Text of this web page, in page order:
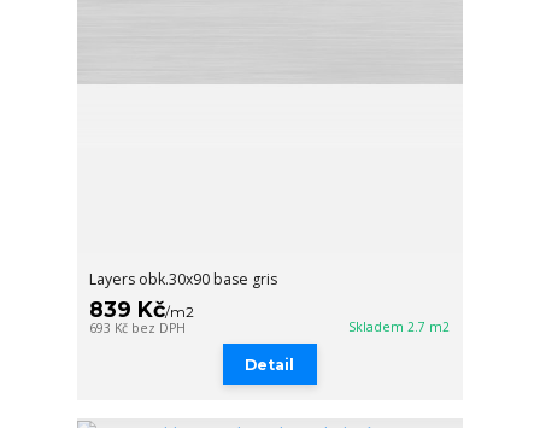
Layers obk.30x90 base gris
839 Kč/m2
693 Kč bez DPH Skladem 2.7 m2
Detail